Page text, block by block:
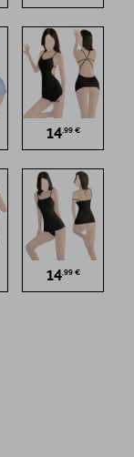
14,99 €
14,99 €